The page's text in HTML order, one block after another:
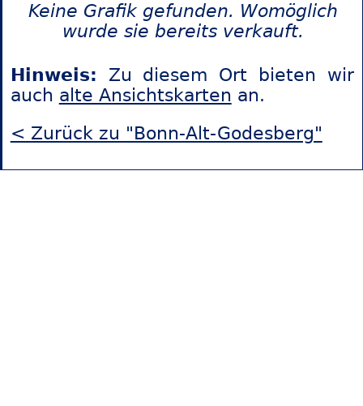
Keine Grafik gefunden. Womöglich
wurde sie bereits verkauft.
Hinweis: Zu diesem Ort bieten wir
auch alte Ansichtskarten an.
< Zurück zu "Bonn-Alt-Godesberg"